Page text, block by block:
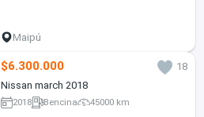
Maipú
$6.300.000
18
Nissan march 2018
2018 Bencina 45000 km